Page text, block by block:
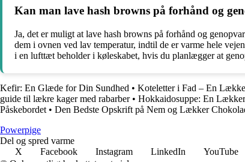
Kan man lave hash browns på forhånd og
Ja, det er muligt at lave hash browns på forhånd og
dem i ovnen ved lav temperatur, indtil de er varme hele
i en lufttæt beholder i køleskabet, hvis du planlægger at
Kefir: En Glæde for Din Sundhed • Koteletter i Fad – En
guide til lækre kager med rabarber• Hokkaidosuppe: En
Påskebordet • Den Bedste Opskrift på Nem og Lækker
Powerpige
Del og spred varme
X
Facebook Instagram LinkedIn YouTube